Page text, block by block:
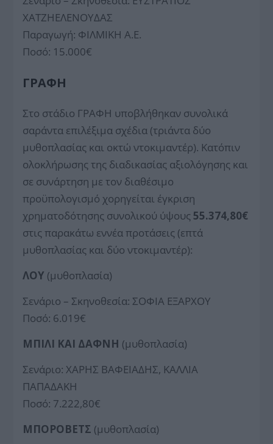
ΧΑΤΖΗΕΛΕΝΟΥΔΑΣ
Παραγωγή: ΦΙΛΜΙΚΗ Α.Ε.
Ποσό: 15.000€
ΓΡΑΦΗ
Στο στάδιο ΓΡΑΦΗ υποβλήθηκαν συνολικά
σαράντα επιλέξιμα σχέδια (τριάντα δύο
μυθοπλασίας και οκτώ ντοκιμαντέρ). Κατόπιν
ολοκλήρωσης της διαδικασίας αξιολόγησης και
σε συνάρτηση με τον διαθέσιμο
προϋπολογισμό χορηγείται έγκριση
χρηματοδότησης συνολικού ύψους 55.374,80€
στις παρακάτω εννέα προτάσεις (επτά
μυθοπλασίας και δύο ντοκιμαντέρ):
ΛΟΥ (μυθοπλασία)
Σενάριο – Σκηνοθεσία: ΣΟΦΙΑ ΕΞΑΡΧΟΥ
Ποσό: 6.019€
ΜΠΙΛΙ ΚΑΙ ΔΑΦΝΗ (μυθοπλασία)
Σενάριο: ΧΑΡΗΣ ΒΑΦΕΙΑΔΗΣ, ΚΑΛΛΙΑ
ΠΑΠΑΔΑΚΗ
Ποσό: 7.222,80€
ΜΠΟΡΟΒΕΤΣ (μυθοπλασία)